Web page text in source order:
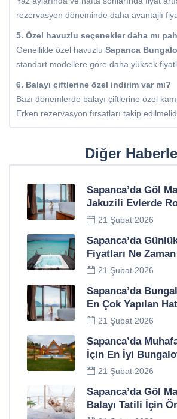
rezervasyon döneminde daha avantajlı
5. Özel havuzlu seçenekler daha mı
Genellikle özel havuzlu Sapanca
standart modellere göre daha yüksek
6. Balayı çiftlerine özel indirim var mı?
Bazı dönemlerde balayı çiftlerine özel
Erken rezervasyon fırsatları takip
Diğer
Sapanca’da Göl
Jakuzili Evlerde
21 Şubat 2026
Sapanca’da
Fiyatları Ne
21 Şubat 2026
Sapanca’da
En Çok Yapılan
21 Şubat 2026
Sapanca’da
İçin En İyi
21 Şubat 2026
Sapanca’da Göl
Balayı Tatili İçin